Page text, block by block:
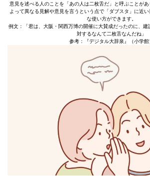
意見を述べる人のことを「あの人は二枚舌だ」と呼ぶことが
よって異なる見解や意見を言うという点で「ダブスタ」に近
な使い方ができます。
例文：「君は、大阪・関西万博の開催に大賛成だったのに、建
対するなんて二枚舌なんだね」
参考：『デジタル大辞泉』（小学館